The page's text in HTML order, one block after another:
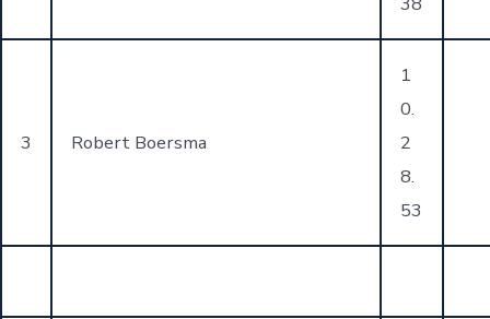
3 Robert Boersma
1
0.
2
8.
53